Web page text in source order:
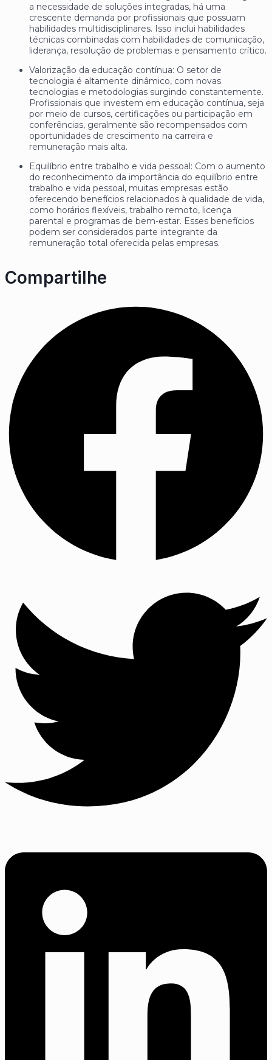
a necessidade de soluções integradas, há uma
crescente demanda por profissionais que possuam
habilidades multidisciplinares. Isso inclui habilidades
técnicas combinadas com habilidades de comunicação,
liderança, resolução de problemas e pensamento crítico.
Valorização da educação contínua: O setor de
tecnologia é altamente dinâmico, com novas
tecnologias e metodologias surgindo constantemente.
Profissionais que investem em educação contínua, seja
por meio de cursos, certificações ou participação em
conferências, geralmente são recompensados com
oportunidades de crescimento na carreira e
remuneração mais alta.
Equilíbrio entre trabalho e vida pessoal: Com o aumento
do reconhecimento da importância do equilíbrio entre
trabalho e vida pessoal, muitas empresas estão
oferecendo benefícios relacionados à qualidade de vida,
como horários flexíveis, trabalho remoto, licença
parental e programas de bem-estar. Esses benefícios
podem ser considerados parte integrante da
remuneração total oferecida pelas empresas.
Compartilhe